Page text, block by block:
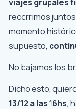
viajes grupales
recorrimos
momento
supuesto,
No bajamos los
Dicho esto,
13/12 a las 16hs,